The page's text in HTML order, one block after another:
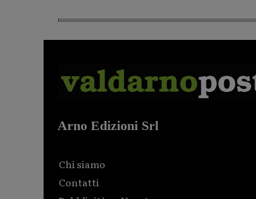
Arno Edizioni Srl
Chi siamo
Contatti